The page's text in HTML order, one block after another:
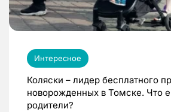
Интересное
Коляски – лидер бесплатного
новорожденных в Томске. Что
родители?